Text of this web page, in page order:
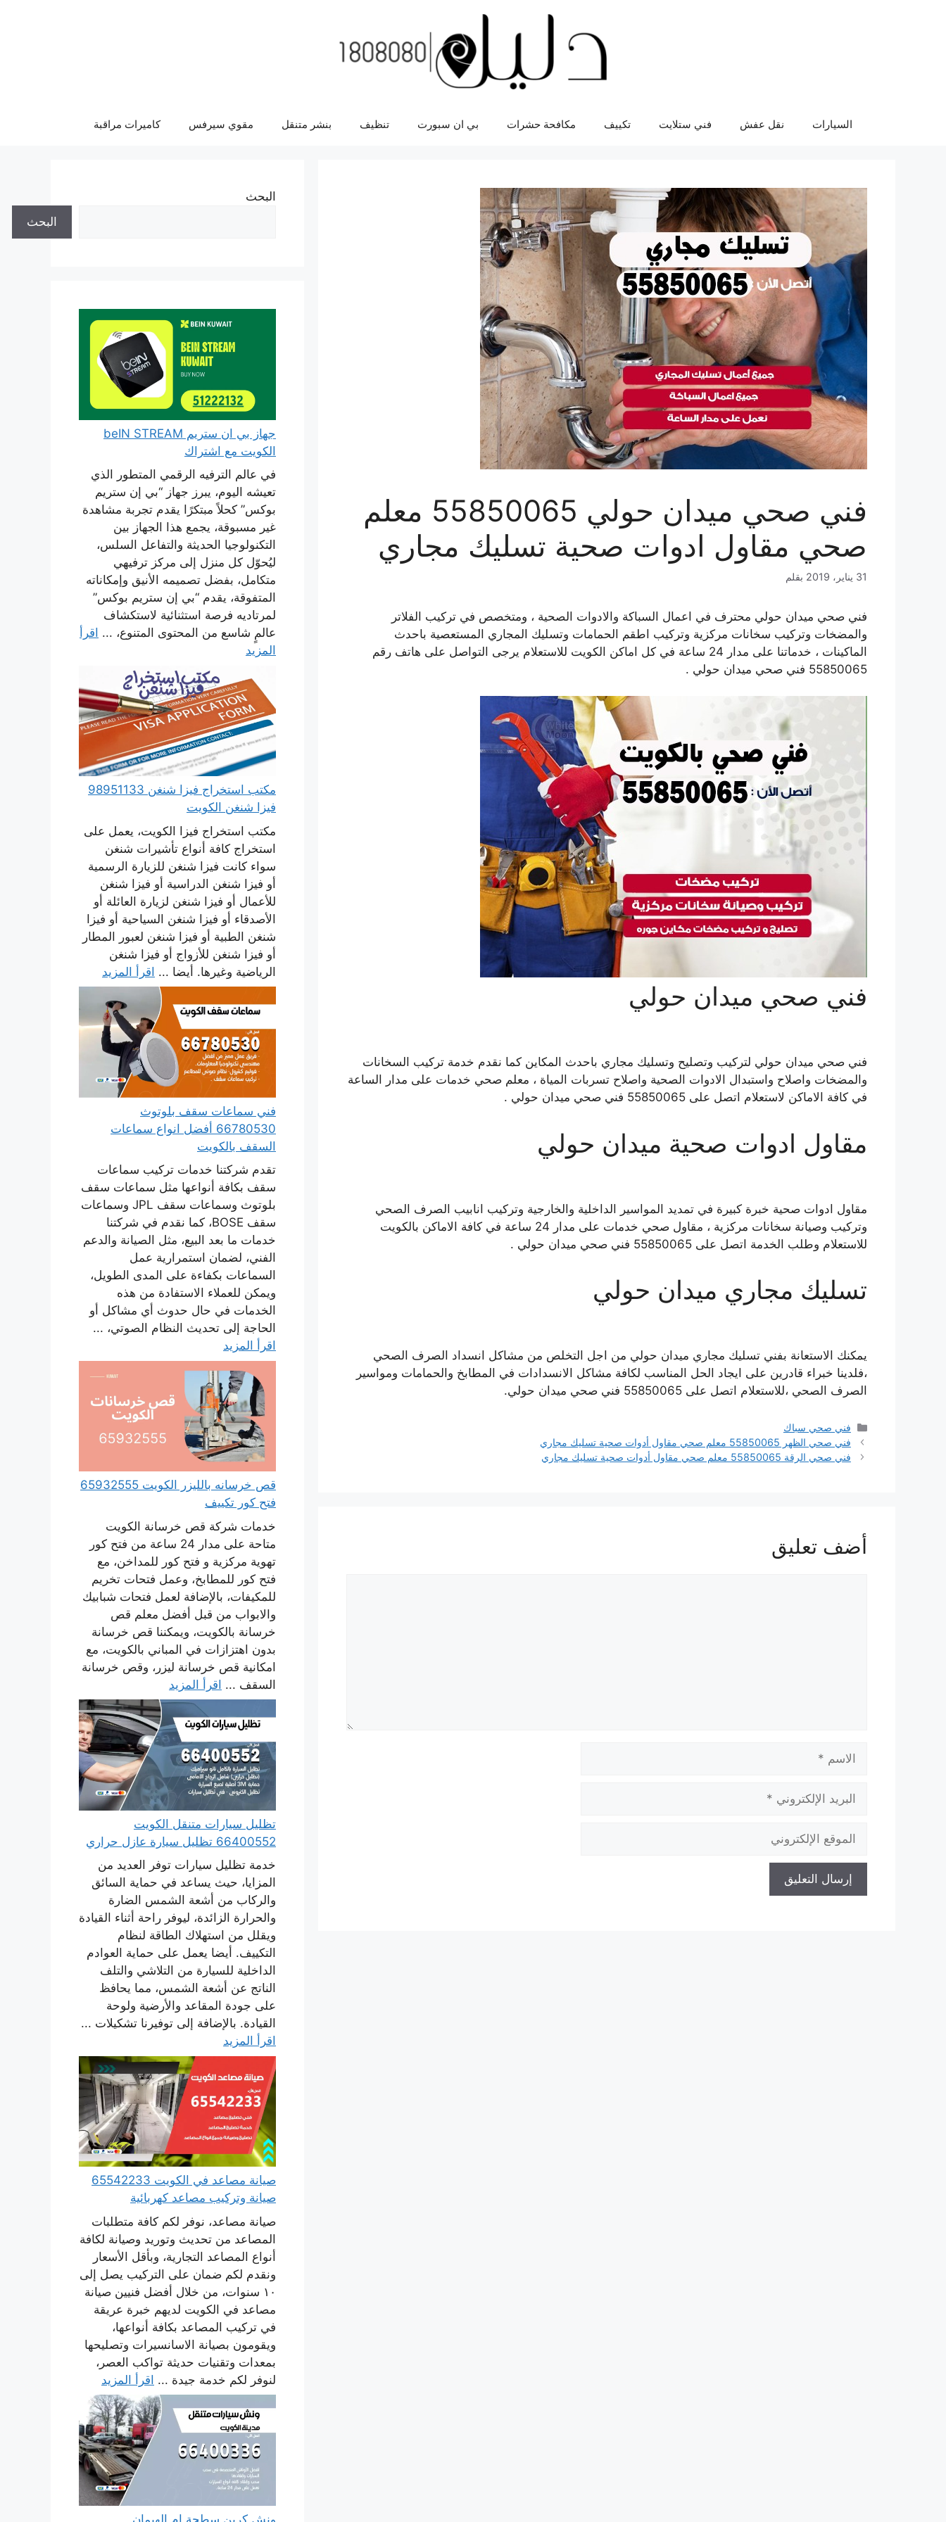
السيارات نقل عفش فني ستلايت تكييف مكافحة حشرات بي ان سبورت تنظيف بنشر متنقل مقوي سيرفس كاميرات مراقبة
فني صحي ميدان حولي 55850065 معلم
صحي مقاول ادوات صحية تسليك مجاري
31 يناير، 2019 بقلم
فني صحي ميدان حولي محترف في اعمال السباكة والادوات الصحية ، ومتخصص في تركيب الفلاتر
والمضخات وتركيب سخانات مركزية وتركيب اطقم الحمامات وتسليك المجاري المستعصية باحدث
الماكينات ، خدماتنا على مدار 24 ساعة في كل اماكن الكويت للاستعلام يرجى التواصل على هاتف رقم
55850065 فني صحي ميدان حولي .
فني صحي ميدان حولي
فني صحي ميدان حولي لتركيب وتصليح وتسليك مجاري باحدث المكاين كما نقدم خدمة تركيب السخانات
والمضخات واصلاح واستبدال الادوات الصحية واصلاح تسربات المياة ، معلم صحي خدمات على مدار الساعة
في كافة الاماكن لاستعلام اتصل على 55850065 فني صحي ميدان حولي .
مقاول ادوات صحية ميدان حولي
مقاول ادوات صحية خبرة كبيرة في تمديد المواسير الداخلية والخارجية وتركيب انابيب الصرف الصحي
وتركيب وصيانة سخانات مركزية ، مقاول صحي خدمات على مدار 24 ساعة في كافة الاماكن بالكويت
للاستعلام وطلب الخدمة اتصل على 55850065 فني صحي ميدان حولي .
تسليك مجاري ميدان حولي
يمكنك الاستعانة بفني تسليك مجاري ميدان حولي من اجل التخلص من مشاكل انسداد الصرف الصحي
،فلدينا خبراء قادرين على ايجاد الحل المناسب لكافة مشاكل الانسدادات في المطابخ والحمامات ومواسير
الصرف الصحي ،للاستعلام اتصل على 55850065 فني صحي ميدان حولي.
التصنيفات
فني صحي سباك
فني صحي الظهر 55850065 معلم صحي مقاول أدوات صحية تسليك مجاري
فني صحي الرقة 55850065 معلم صحي مقاول أدوات صحية تسليك مجاري
أضف تعليق
الإلكتروني
الإلكتروني
البحث
البحث
جهاز بي ان ستريم beIN STREAM
الكويت مع اشتراك
في عالم الترفيه الرقمي المتطور الذي
تعيشه اليوم، يبرز جهاز “بي إن ستريم
بوكس” كحلاً مبتكرًا يقدم تجربة مشاهدة
غير مسبوقة، يجمع هذا الجهاز بين
التكنولوجيا الحديثة والتفاعل السلس،
ليُحوّل كل منزل إلى مركز ترفيهي
متكامل، بفضل تصميمه الأنيق وإمكاناته
المتفوقة، يقدم “بي إن ستريم بوكس”
لمرتاديه فرصة استثنائية لاستكشاف
عالمٍ شاسع من المحتوى المتنوع، ... اقرأ
المزيد
مكتب استخراج فيزا شنغن 98951133
فيزا شنغن الكويت
مكتب استخراج فيزا الكويت، يعمل على
استخراج كافة أنواع تأشيرات شنغن
سواء كانت فيزا شنغن للزيارة الرسمية
أو فيزا شنغن الدراسية أو فيزا شنغن
للأعمال أو فيزا شنغن لزيارة العائلة أو
الأصدقاء أو فيزا شنغن السياحية أو فيزا
شنغن الطبية أو فيزا شنغن لعبور المطار
أو فيزا شنغن للأزواج أو فيزا شنغن
الرياضية وغيرها. أيضا ... اقرأ المزيد
فني سماعات سقف بلوتوث
66780530 أفضل انواع سماعات
السقف بالكويت
تقدم شركتنا خدمات تركيب سماعات
سقف بكافة أنواعها مثل سماعات سقف
بلوتوث وسماعات سقف JPL وسماعات
سقف BOSE، كما نقدم في شركتنا
خدمات ما بعد البيع، مثل الصيانة والدعم
الفني، لضمان استمرارية عمل
السماعات بكفاءة على المدى الطويل،
ويمكن للعملاء الاستفادة من هذه
الخدمات في حال حدوث أي مشاكل أو
الحاجة إلى تحديث النظام الصوتي، ...
اقرأ المزيد
قص خرسانه بالليزر الكويت 65932555
فتح كور تكييف
خدمات شركة قص خرسانة الكويت
متاحة على مدار 24 ساعة من فتح كور
تهوية مركزية و فتح كور للمداخن، مع
فتح كور للمطابخ، وعمل فتحات تخريم
للمكيفات، بالإضافة لعمل فتحات شبابيك
والابواب من قبل أفضل معلم قص
خرسانة بالكويت، ويمكننا قص خرسانة
بدون اهتزازات في المباني بالكويت، مع
امكانية قص خرسانة ليزر، وقص خرسانة
السقف ... اقرأ المزيد
تظليل سيارات متنقل الكويت
66400552 تظليل سيارة عازل حراري
خدمة تظليل سيارات توفر العديد من
المزايا، حيث يساعد في حماية السائق
والركاب من أشعة الشمس الضارة
والحرارة الزائدة، ليوفر راحة أثناء القيادة
ويقلل من استهلاك الطاقة لنظام
التكييف. أيضا يعمل على حماية العوادم
الداخلية للسيارة من التلاشي والتلف
الناتج عن أشعة الشمس، مما يحافظ
على جودة المقاعد والأرضية ولوحة
القيادة. بالإضافة إلى توفيرنا تشكيلات ...
اقرأ المزيد
صيانة مصاعد في الكويت 65542233
صيانة وتركيب مصاعد كهربائية
صيانة مصاعد، نوفر لكم كافة متطلبات
المصاعد من تحديث وتوريد وصيانة لكافة
أنواع المصاعد التجارية، وبأقل الأسعار
ونقدم لكم ضمان على التركيب يصل إلى
١٠ سنوات، من خلال أفضل فنيين صيانة
مصاعد في الكويت لديهم خبرة عريقة
في تركيب المصاعد بكافة أنواعها،
ويقومون بصيانة الاسانسيرات وتصليحها
بمعدات وتقنيات حديثة تواكب العصر،
لنوفر لكم خدمة جيدة ... اقرأ المزيد
ونش كرين سطحة ام الهيمان